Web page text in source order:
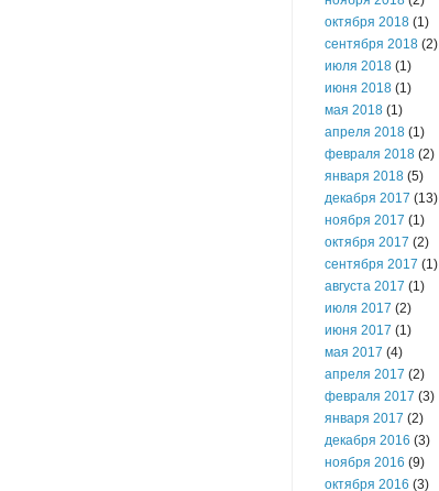
октября 2018 (1)
сентября 2018 (2)
июля 2018 (1)
июня 2018 (1)
мая 2018 (1)
апреля 2018 (1)
февраля 2018 (2)
января 2018 (5)
декабря 2017 (13)
ноября 2017 (1)
октября 2017 (2)
сентября 2017 (1)
августа 2017 (1)
июля 2017 (2)
июня 2017 (1)
мая 2017 (4)
апреля 2017 (2)
февраля 2017 (3)
января 2017 (2)
декабря 2016 (3)
ноября 2016 (9)
октября 2016 (3)